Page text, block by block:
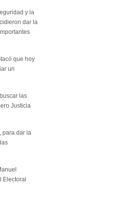
y la
dar la
que hoy
un
las
Justicia
para dar la
Electoral